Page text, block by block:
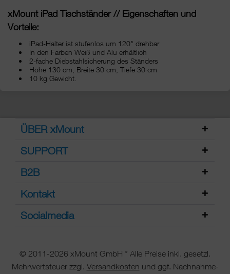
xMount iPad Tischständer // Eigenschaften und
Vorteile:
iPad-Halter ist stufenlos um 120° drehbar
In den Farben Weiß und Alu erhältlich
2-fache Diebstahlsicherung des Ständers
Höhe 130 cm, Breite 30 cm, Tiefe 30 cm
10 kg Gewicht.
ÜBER xMount
SUPPORT
B2B
Kontakt
Socialmedia
© 2011-2026 xMount GmbH * Alle Preise inkl. gesetzl.
Mehrwertsteuer zzgl. Versandkosten und ggf. Nachnahme-